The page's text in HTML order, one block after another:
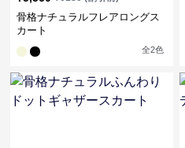
骨格ナチュラルフレアロングス
カート
全2色